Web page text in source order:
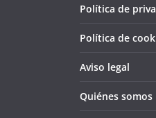
Política de
Política de
Aviso legal
Quiénes somos